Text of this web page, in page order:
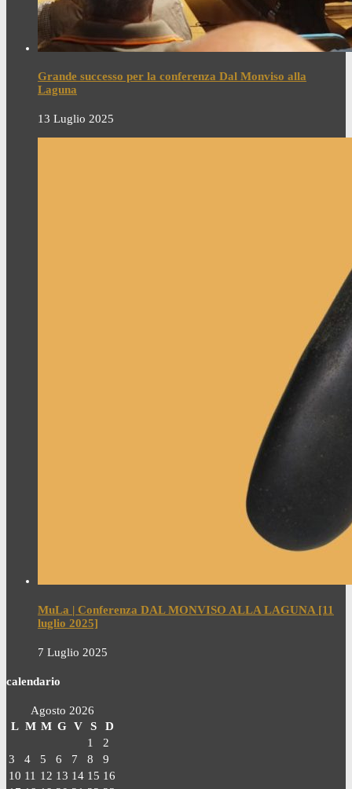
Grande successo per la conferenza Dal Monviso alla
Laguna
13 Luglio 2025
MuLa | Conferenza DAL MONVISO ALLA LAGUNA [11
luglio 2025]
7 Luglio 2025
calendario
Agosto 2026
L M M G V S
D
1
2
3
4 5 6 7 8
9
10 11 12 13 14 15 16